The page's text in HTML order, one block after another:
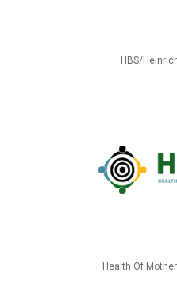
HBS/
Health Of